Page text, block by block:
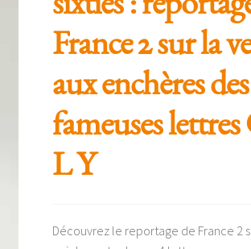
Recevoir notre newsletter
Tous nos livres
La qualité Lieux Dits
Nous contacter
Les éditions Lieux Dits
France 2 sur la
aux enchères des
fameuses
L Y
Découvrez le reportage de France 2